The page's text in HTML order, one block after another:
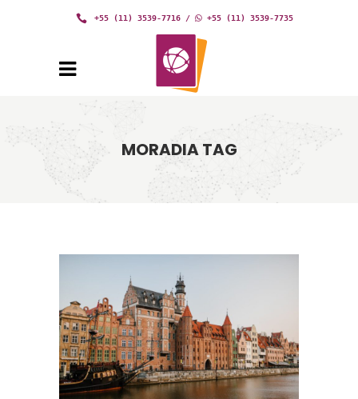
+55 (11) 3539-7716 / +55 (11) 3539-7735
MORADIA TAG